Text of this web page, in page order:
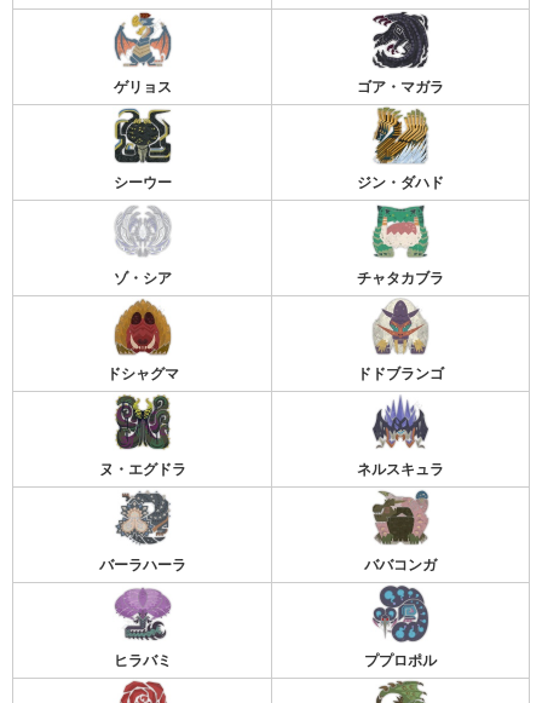
ゲリョス ゴア・マガラ
シーウー ジン・ダハド
ゾ・シア チャタカブラ
ドシャグマ ドドブランゴ
ヌ・エグドラ ネルスキュラ
バーラハーラ ババコンガ
ヒラバミ ププロポル